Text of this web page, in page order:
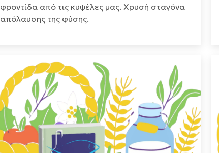
φροντίδα από τις κυψέλες μας. Χρυσή σταγόνα
απόλαυσης της φύσης.